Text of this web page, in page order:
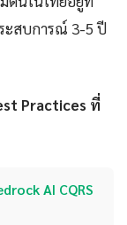
ะสบการณ์ 3-5 ปี
Practices ที่
AI CQRS